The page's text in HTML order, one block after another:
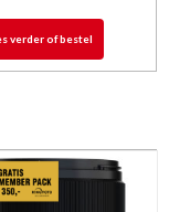
verder of bestel